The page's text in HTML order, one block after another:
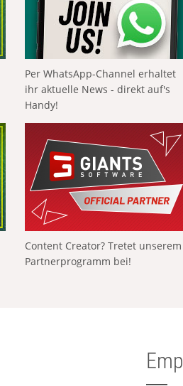
Per WhatsApp-Channel erhaltet
ihr aktuelle News - direkt auf's
Handy!
Content Creator? Tretet unserem
Partnerprogramm bei!